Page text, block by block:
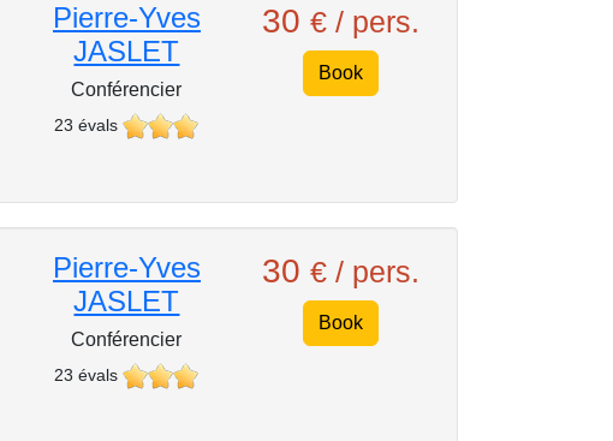
Pierre-Yves
JASLET
Conférencier
23 évals
30€ / pers.
Book
Pierre-Yves
JASLET
Conférencier
23 évals
30€ / pers.
Book